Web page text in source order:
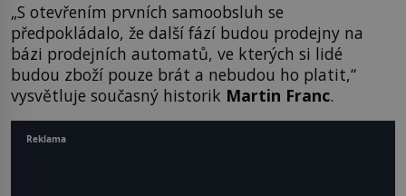
„S otevřením prvních samoobsluh se
předpokládalo, že další fází budou prodejny na
bázi prodejních automatů, ve kterých si lidé
budou zboží pouze brát a nebudou ho platit,“
vysvětluje současný historik Martin Franc.
Reklama